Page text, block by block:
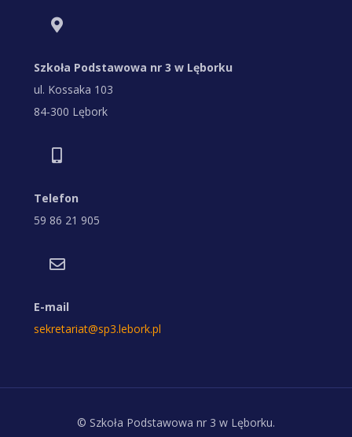
Szkoła Podstawowa nr 3 w Lęborku
ul. Kossaka 103
84-300 Lębork
Telefon
59 86 21 905
E-mail
sekretariat@sp3.lebork.pl
© Szkoła Podstawowa nr 3 w Lęborku.